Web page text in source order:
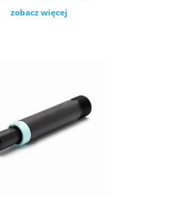
zobacz więcej